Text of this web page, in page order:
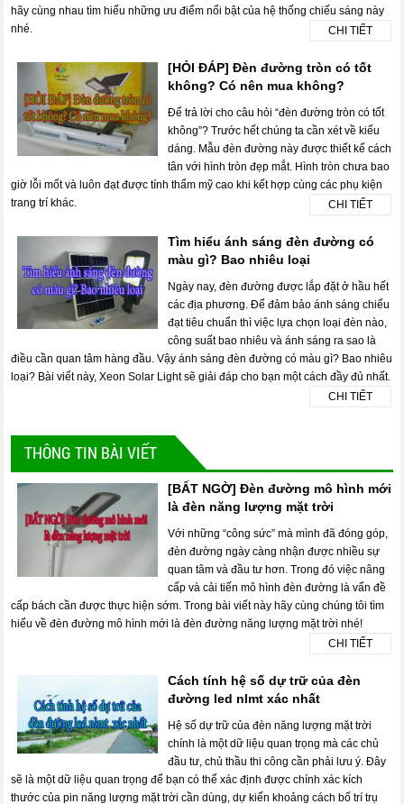
hãy cùng nhau tìm hiểu những ưu điểm nổi bật của hệ thống chiếu sáng này
nhé.
CHI TIẾT
[HỎI ĐÁP] Đèn đường tròn có tốt
không? Có nên mua không?
Để trả lời cho câu hỏi “đèn đường tròn có tốt
không”? Trước hết chúng ta cần xét về kiểu
dáng. Mẫu đèn đường này được thiết kế cách
tân với hình tròn đẹp mắt. Hình tròn chưa bao
giờ lỗi mốt và luôn đạt được tính thẩm mỹ cao khi kết hợp cùng các phụ kiện
trang trí khác.
CHI TIẾT
Tìm hiểu ánh sáng đèn đường có
màu gì? Bao nhiêu loại
Ngày nay, đèn đường được lắp đặt ở hầu hết
các địa phương. Để đảm bảo ánh sáng chiếu
đạt tiêu chuẩn thì việc lựa chọn loại đèn nào,
công suất bao nhiêu và ánh sáng ra sao là
điều cần quan tâm hàng đầu. Vậy ánh sáng đèn đường có màu gì? Bao nhiêu
loại? Bài viết này, Xeon Solar Light sẽ giải đáp cho bạn một cách đầy đủ nhất.
CHI TIẾT
THÔNG TIN BÀI VIẾT
[BẤT NGỜ] Đèn đường mô hình mới
là đèn năng lượng mặt trời
Với những “công sức” mà mình đã đóng góp,
đèn đường ngày càng nhận được nhiều sự
quan tâm và đầu tư hơn. Trong đó việc nâng
cấp và cải tiến mô hình đèn đường là vấn đề
cấp bách cần được thực hiện sớm. Trong bài viết này hãy cùng chúng tôi tìm
hiểu về đèn đường mô hình mới là đèn đường năng lượng mặt trời nhé!
CHI TIẾT
Cách tính hệ số dự trữ của đèn
đường led nlmt xác nhất
Hệ số dự trữ của đèn năng lượng mặt trời
chính là một dữ liệu quan trọng mà các chủ
đầu tư, chủ thầu thi công cần phải lưu ý. Đây
sẽ là một dữ liệu quan trọng để bạn có thể xác định được chính xác kích
thước của pin năng lượng mặt trời cần dùng, dự kiến khoảng cách bố trí trụ